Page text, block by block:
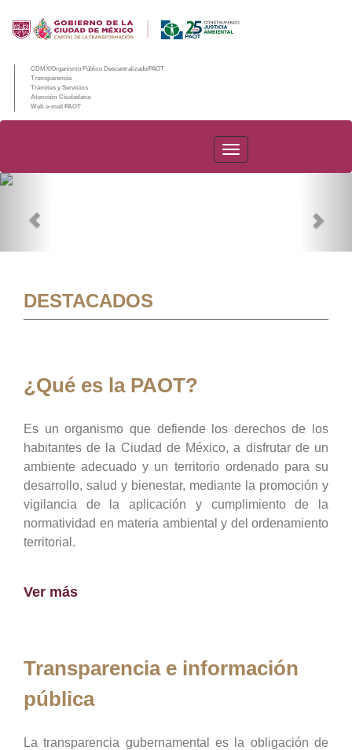
CDMX/Organismo Público Descentralizado/PAOT
Transparencia
Trámites y Servicios
Atención Ciudadana
Web e-mail PAOT
PAOT
DESTACADOS
¿Qué es la PAOT?
Es un organismo que defiende los derechos de los
habitantes de la Ciudad de México, a disfrutar de un
ambiente adecuado y un territorio ordenado para su
desarrollo, salud y bienestar, mediante la promoción y
vigilancia de la aplicación y cumplimiento de la
normatividad en materia ambiental y del ordenamiento
territorial.
Ver más
Transparencia e información
pública
La transparencia gubernamental es la obligación de